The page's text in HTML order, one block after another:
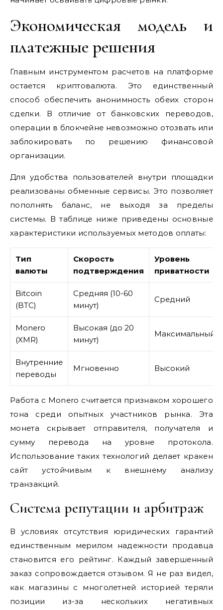
Экономическая модель и
платежные решения
Главным инструментом расчетов на платформе
остается криптовалюта. Это единственный
способ обеспечить анонимность обеих сторон
сделки. В отличие от банковских переводов,
операции в блокчейне невозможно отозвать или
заблокировать по решению финансовой
организации.
Для удобства пользователей внутри площадки
реализованы обменные сервисы. Это позволяет
пополнять баланс, не выходя за пределы
системы. В таблице ниже приведены основные
характеристики используемых методов оплаты:
Тип
валюты
Скорость
подтверждения
Уровень
приватности
Bitcoin
(BTC)
Средняя (10-60
минут)
Средний
Monero
(XMR)
Высокая (до 20
минут)
Максимальный
Внутренние
переводы
Мгновенно Высокий
Работа с Monero считается признаком хорошего
тона среди опытных участников рынка. Эта
монета скрывает отправителя, получателя и
сумму перевода на уровне протокола.
Использование таких технологий делает кракен
сайт устойчивым к внешнему анализу
транзакций.
Система репутации и арбитраж
В условиях отсутствия юридических гарантий
единственным мерилом надежности продавца
становится его рейтинг. Каждый завершенный
заказ сопровождается отзывом. Я не раз видел,
как магазины с многолетней историей теряли
позиции из-за нескольких негативных